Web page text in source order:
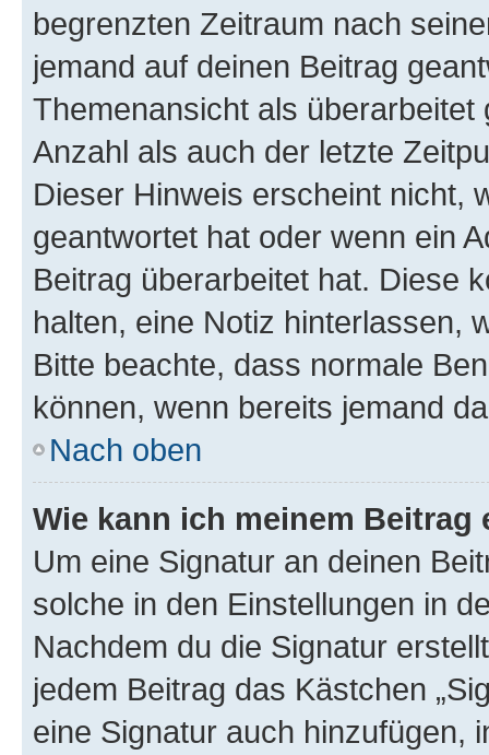
begrenzten Zeitraum nach
jemand auf deinen Beitrag
Themenansicht als
Anzahl als auch der letzte
Dieser Hinweis erscheint nicht,
geantwortet hat oder wenn ein
Beitrag überarbeitet hat. Diese
halten, eine Notiz hinterlassen,
Bitte beachte, dass normale
können, wenn bereits jemand
Nach oben
Wie kann ich meinem
Um eine Signatur an deinen
solche in den Einstellungen in
Nachdem du die Signatur
jedem Beitrag das Kästchen
eine Signatur auch hinzufügen,